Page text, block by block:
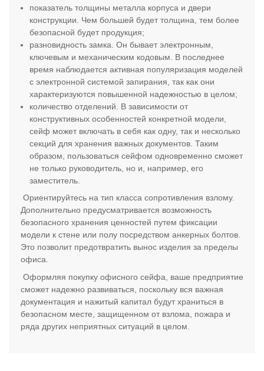
показатель толщины металла корпуса и двери
конструкции. Чем большей будет толщина, тем более
безопасной будет продукция;
разновидность замка. Он бывает электронным,
ключевым и механическим кодовым. В последнее
время наблюдается активная популяризация моделей
с электронной системой запирания, так как они
характеризуются повышенной надежностью в целом;
количество отделений. В зависимости от
конструктивных особенностей конкретной модели,
сейф может включать в себя как одну, так и несколько
секций для хранения важных документов. Таким
образом, пользоваться сейфом одновременно сможет
не только руководитель, но и, например, его
заместитель.
Ориентируйтесь на тип класса сопротивления взлому.
Дополнительно предусматривается возможность
безопасного хранения ценностей путем фиксации
модели к стене или полу посредством анкерных болтов.
Это позволит предотвратить вынос изделия за пределы
офиса.
Оформляя покупку офисного сейфа, ваше предприятие
сможет надежно развиваться, поскольку вся важная
документация и нажитый капитал будут храниться в
безопасном месте, защищенном от взлома, пожара и
ряда других неприятных ситуаций в целом.